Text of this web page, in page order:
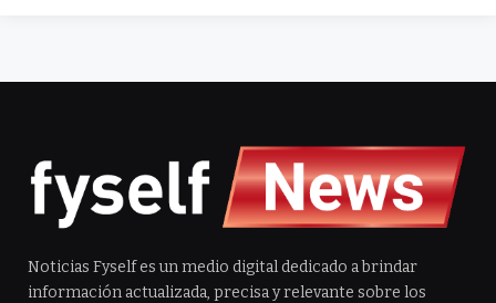
Noticias Fyself es un medio digital dedicado a brindar
información actualizada, precisa y relevante sobre los